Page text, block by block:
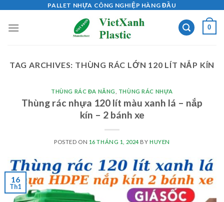
content
PALLET NHỰA CÔNG NGHIỆP HÀNG ĐẦU
0
TAG ARCHIVES: THÙNG RÁC LỚN 120 LÍT NẮP KÍN
THÙNG RÁC ĐA NĂNG THÙNG RÁC NHỰA
Thùng rác nhựa 120 lít màu xanh lá – nắp
kín – 2 bánh xe
POSTED ON 16 THÁNG 1, 2024BY HUYEN
16
Th1